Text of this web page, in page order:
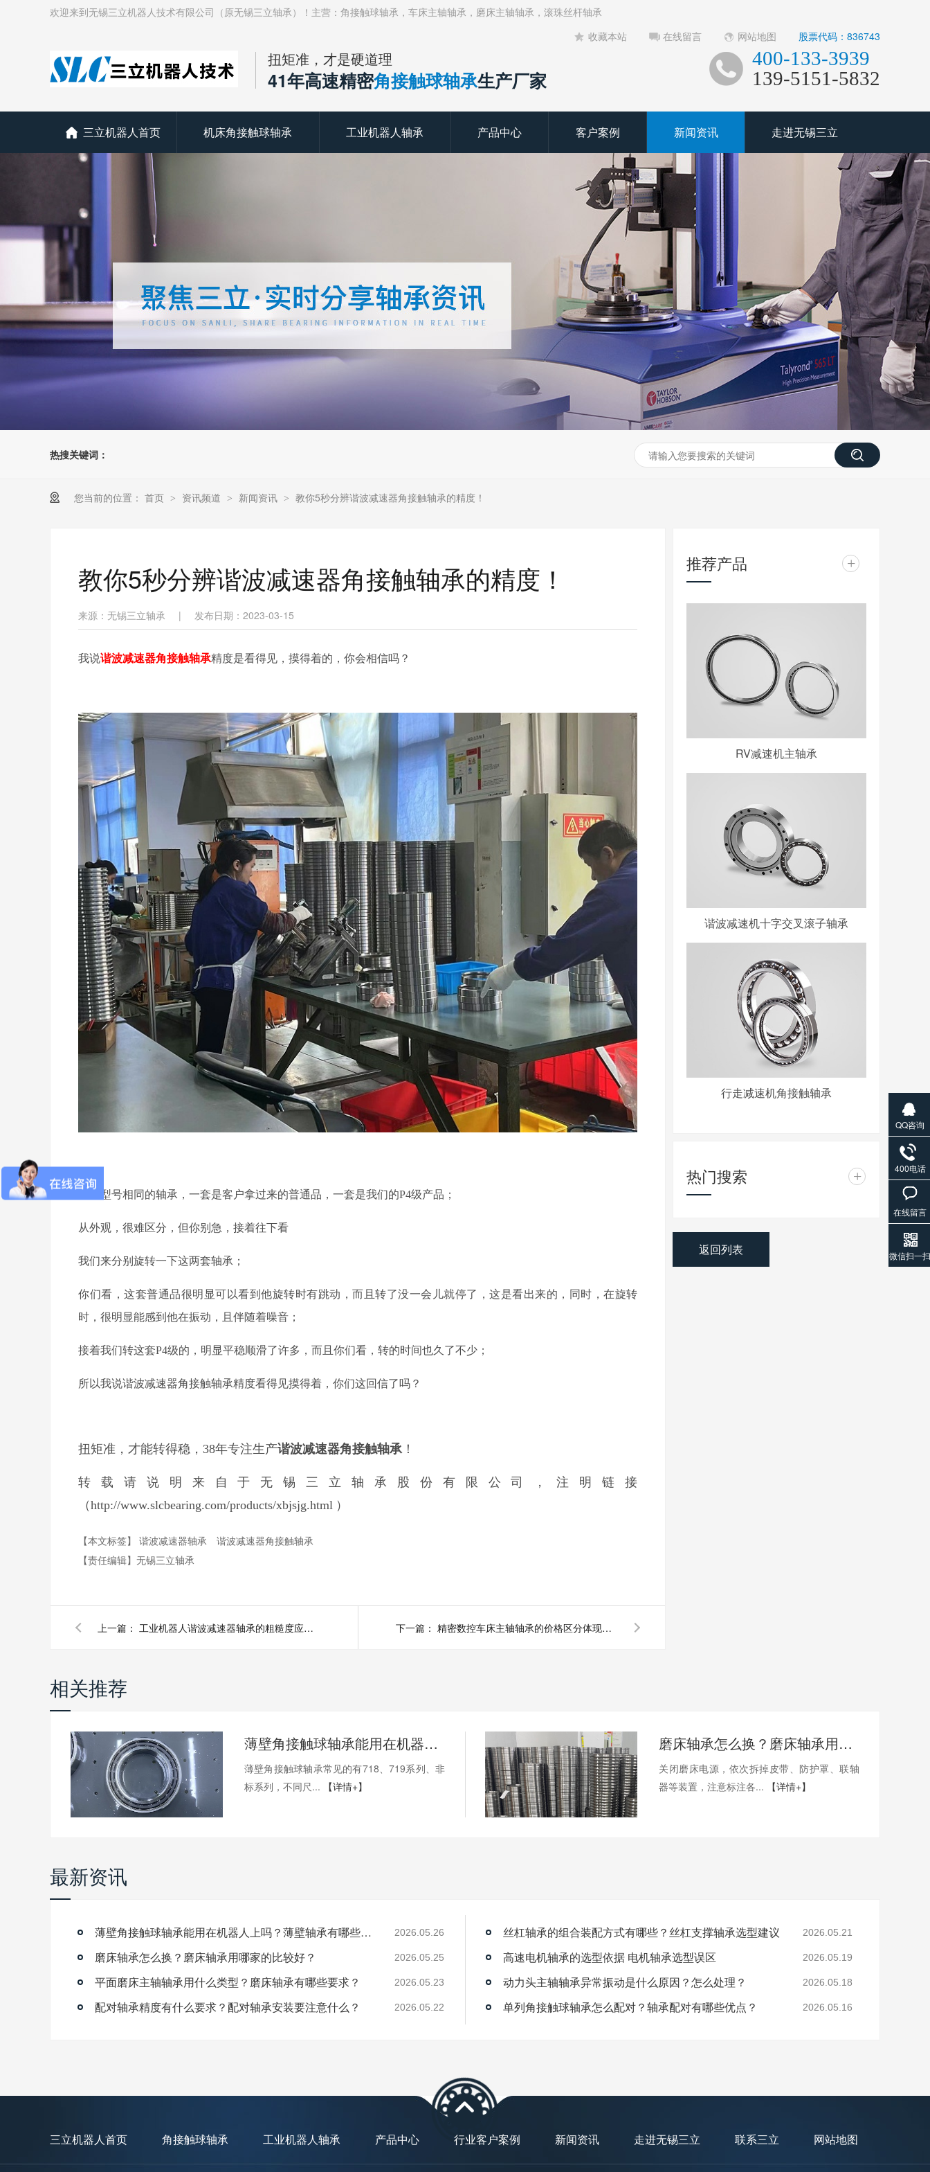
欢迎来到无锡三立机器人技术有限公司（原无锡三立轴承）！主营：角接触球轴承，车床主轴轴承，磨床主轴轴承，滚珠丝杆轴承
收藏本站
在线留言 网站地图 股票代码：836743
扭矩准，才是硬道理
41年高速精密角接触球轴承生产厂家
400-133-3939
139-5151-5832
三立机器人首页 机床角接触球轴承 工业机器人轴承 产品中心 客户案例 新闻资讯 走进无锡三立
热搜关键词：
您当前的位置： 首页 > 资讯频道 > 新闻资讯 > 教你5秒分辨谐波减速器角接触轴承的精度！
教你5秒分辨谐波减速器角接触轴承的精度！
来源：无锡三立轴承 | 发布日期：2023-03-15
我说谐波减速器角接触轴承精度是看得见，摸得着的，你会相信吗？
两个型号相同的轴承，一套是客户拿过来的普通品，一套是我们的P4级产品；
从外观，很难区分，但你别急，接着往下看
我们来分别旋转一下这两套轴承；
你们看，这套普通品很明显可以看到他旋转时有跳动，而且转了没一会儿就停了，这是看出来的，同时，在旋转
时，很明显能感到他在振动，且伴随着噪音；
接着我们转这套P4级的，明显平稳顺滑了许多，而且你们看，转的时间也久了不少；
所以我说谐波减速器角接触轴承精度看得见摸得着，你们这回信了吗？
扭矩准，才能转得稳，38年专注生产谐波减速器角接触轴承！
转载请说明来自于无锡三立轴承股份有限公司，注明链接
（http://www.slcbearing.com/products/xbjsjg.html ）
【本文标签】 谐波减速器轴承
谐波减速器角接触轴承
【责任编辑】 无锡三立轴承
上一篇： 工业机器人谐波减速器轴承的粗糙度应该如何检验？ 下一篇： 精密数控车床主轴轴承的价格区分体现在哪里？
推荐产品 +
RV减速机主轴承
谐波减速机十字交叉滚子轴承
行走减速机角接触轴承
热门搜索 +
返回列表
相关推荐
薄壁角接触球轴承能用在机器人上吗？薄壁轴承有哪些优点？
薄壁角接触球轴承常见的有718、719系列、非
标系列，不同尺...
【详情+】
磨床轴承怎么换？磨床轴承用哪家的比较好？
关闭磨床电源，依次拆掉皮带、防护罩、联轴
器等装置，注意标注各...
【详情+】
最新资讯
薄壁角接触球轴承能用在机器人上吗？薄壁轴承有哪些优点？ 2026.05.26
磨床轴承怎么换？磨床轴承用哪家的比较好？ 2026.05.25
平面磨床主轴轴承用什么类型？磨床轴承有哪些要求？ 2026.05.23
配对轴承精度有什么要求？配对轴承安装要注意什么？ 2026.05.22
丝杠轴承的组合装配方式有哪些？丝杠支撑轴承选型建议 2026.05.21
高速电机轴承的选型依据 电机轴承选型误区 2026.05.19
动力头主轴轴承异常振动是什么原因？怎么处理？ 2026.05.18
单列角接触球轴承怎么配对？轴承配对有哪些优点？ 2026.05.16
三立机器人首页 角接触球轴承 工业机器人轴承 产品中心 行业客户案例 新闻资讯 走进无锡三立 联系三立 网站地图
QQ咨询
400电话
在线留言
微信扫一扫